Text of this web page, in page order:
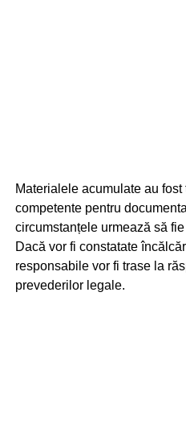
Materialele acumulate au
competente pentru
circumstanțele urmează să
Dacă vor fi constatate
responsabile vor fi trase la
prevederilor legale.